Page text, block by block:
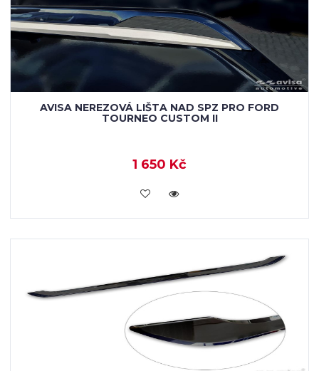
AVISA NEREZOVÁ LIŠTA NAD SPZ PRO FORD
TOURNEO CUSTOM II
1 650 Kč
VLOŽIT DO KOŠÍKU